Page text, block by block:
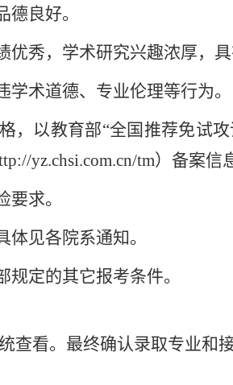
良好。
秀，学术研究兴趣浓厚，
术道德、专业伦理等行为。
，以教育部“全国推荐免试
yz.chsi.com.cn/tm）备案信
求。
见各院系通知。
定的其它报考条件。
查看。最终确认录取专业和